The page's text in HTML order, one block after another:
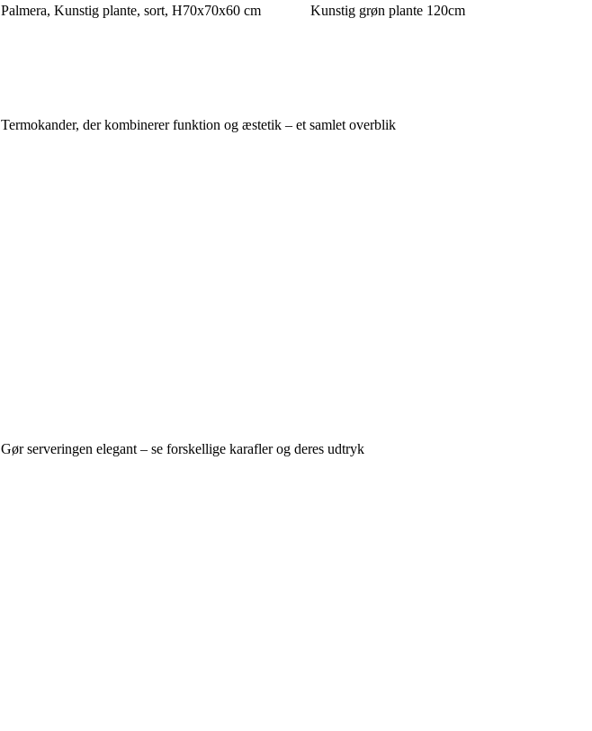
Palmera, Kunstig plante, sort, H70x70x60 cm
Kunstig grøn plante 120cm
Termokander, der kombinerer funktion og æstetik – et samlet overblik
Gør serveringen elegant – se forskellige karafler og deres udtryk